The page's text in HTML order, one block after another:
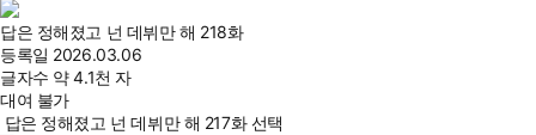
답은 정해졌고 넌 데뷔만 해 218화
등록일 2026.03.06
글자수 약 4.1천 자
대여 불가
답은 정해졌고 넌 데뷔만 해 217화 선택